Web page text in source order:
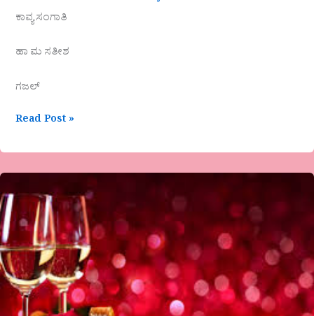
ಕಾವ್ಯ ಸಂಗಾತಿ
ಹಾ ಮ ಸತೀಶ
ಗಜಲ್
Read Post »
ಮೀನಾಕ್ಷಿ
ಪಾಟೀಲ್-
ಬಿಕ್ಕಳಿಸುತ್ತಿವೆ
ಕವಿತೆಗಳು